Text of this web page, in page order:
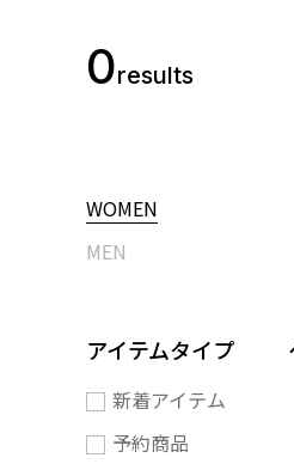
0results
WOMEN
MEN
アイテムタイプ
新着アイテム
予約商品